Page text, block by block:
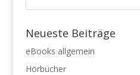
Neueste Beiträge
eBooks allgemein
Hörbücher